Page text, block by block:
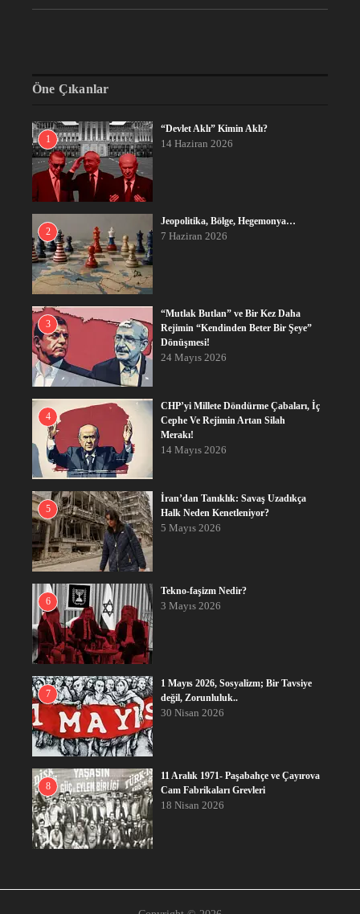
Öne Çıkanlar
1
“Devlet Aklı” Kimin Aklı?
14 Haziran 2026
2
Jeopolitika, Bölge, Hegemonya…
7 Haziran 2026
3
“Mutlak Butlan” ve Bir Kez Daha
Rejimin “Kendinden Beter Bir Şeye”
Dönüşmesi!
24 Mayıs 2026
4
CHP’yi Millete Döndürme Çabaları, İç
Cephe Ve Rejimin Artan Silah
Merakı!
14 Mayıs 2026
5
İran’dan Tanıklık: Savaş Uzadıkça
Halk Neden Kenetleniyor?
5 Mayıs 2026
6
Tekno-faşizm Nedir?
3 Mayıs 2026
7
1 Mayıs 2026, Sosyalizm; Bir Tavsiye
değil, Zorunluluk..
30 Nisan 2026
8
11 Aralık 1971- Paşabahçe ve Çayırova
Cam Fabrikaları Grevleri
18 Nisan 2026